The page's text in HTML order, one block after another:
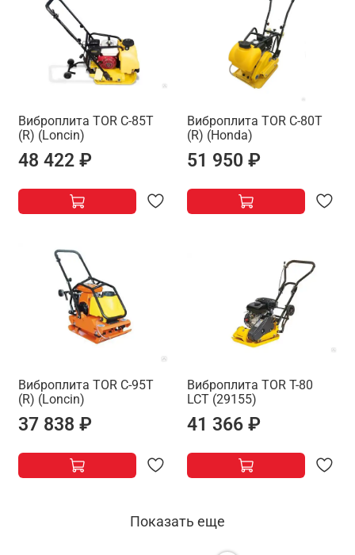
Виброплита TOR C-85T
(R) (Loncin)
48 422 ₽
Виброплита TOR C-80T
(R) (Honda)
51 950 ₽
Виброплита TOR C-95T
(R) (Loncin)
37 838 ₽
Виброплита TOR T-80
LCT (29155)
41 366 ₽
Показать еще